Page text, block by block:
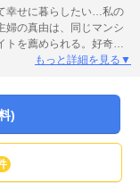
幸せに暮らしたい…私の
の真由は、同じマンシ
トを薦められる。好奇心
人が大勢いることを知
だったが、彼は部屋に入
うになってしまい──。
る最中、想像もしていな
…！？
もっと詳細を見る▼
)